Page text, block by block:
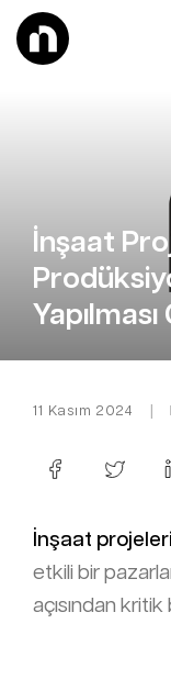
İnşaat
11 Kasım 2024
İnşaat
etkili bir
açısından